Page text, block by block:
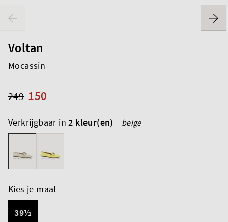
Voltan
Mocassin
150
249
Verkrijgbaar in2 kleur(en) beige
Kies je maat
39½